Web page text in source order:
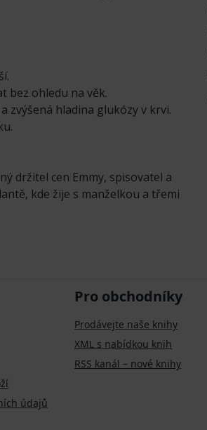
bez ohledu na věk.
zvýšená hladina glukózy v krvi.
držitel cen Emmy, spisovatel a
kde žije s manželkou a třemi
údajů
Pro obchodníky
Prodávejte naše knihy
XML s nabídkou knih
RSS kanál – nové knihy